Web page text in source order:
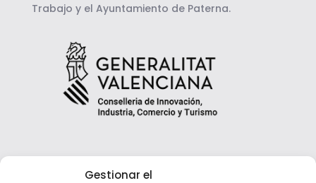
Gestionar el
Trabajo y el Ayuntamiento de Paterna.